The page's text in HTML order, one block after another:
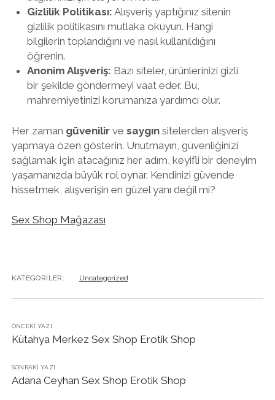
Gizlilik Politikası: Alışveriş yaptığınız sitenin
gizlilik politikasını mutlaka okuyun. Hangi
bilgilerin toplandığını ve nasıl kullanıldığını
öğrenin.
Anonim Alışveriş: Bazı siteler, ürünlerinizi gizli
bir şekilde göndermeyi vaat eder. Bu,
mahremiyetinizi korumanıza yardımcı olur.
Her zaman güvenilirve saygınsitelerden alışveriş
yapmaya özen gösterin. Unutmayın, güvenliğinizi
sağlamak için atacağınız her adım, keyifli bir deneyim
yaşamanızda büyük rol oynar. Kendinizi güvende
hissetmek, alışverişin en güzel yanı değil mi?
Sex Shop Mağazası
KATEGORILER: Uncategorized
ÖNCEKI YAZI
Kütahya Merkez Sex Shop Erotik Shop
SONRAKI YAZI
Adana Ceyhan Sex Shop Erotik Shop